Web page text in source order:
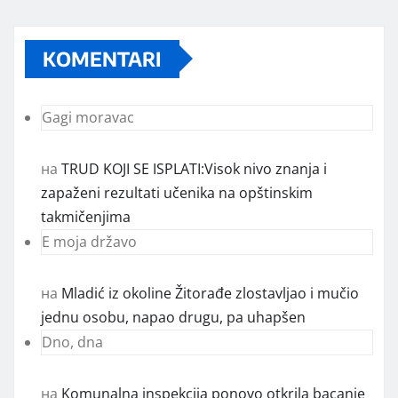
KOMENTARI
Gagi moravac
на TRUD KOJI SE ISPLATI:Visok nivo znanja i
zapaženi rezultati učenika na opštinskim
takmičenjima
E moja državo
на Mladić iz okoline Žitorađe zlostavljao i mučio
jednu osobu, napao drugu, pa uhapšen
Dno, dna
на Komunalna inspekcija ponovo otkrila bacanje